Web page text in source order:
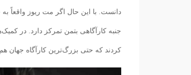
دانست. با این حال اگر مت ریوز واقعاً به
جنبه کارآگاهی بتمن تمرکز دارد. در
کردند که حتی بزرگ‌ترین کارآگاه